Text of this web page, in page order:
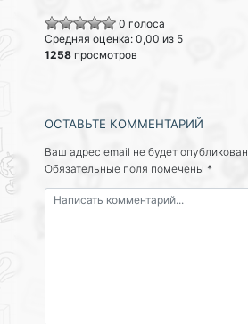
0 голоса
Средняя оценка: 0,00 из 5
1258 просмотров
ОСТАВЬТЕ КОММЕНТАРИЙ
Ваш адрес email не будет опубликован.
Обязательные поля помечены *